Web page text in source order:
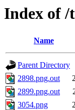
Index of /
Name
Parent Directory
2898.png.out
2899.png.out
3054.png